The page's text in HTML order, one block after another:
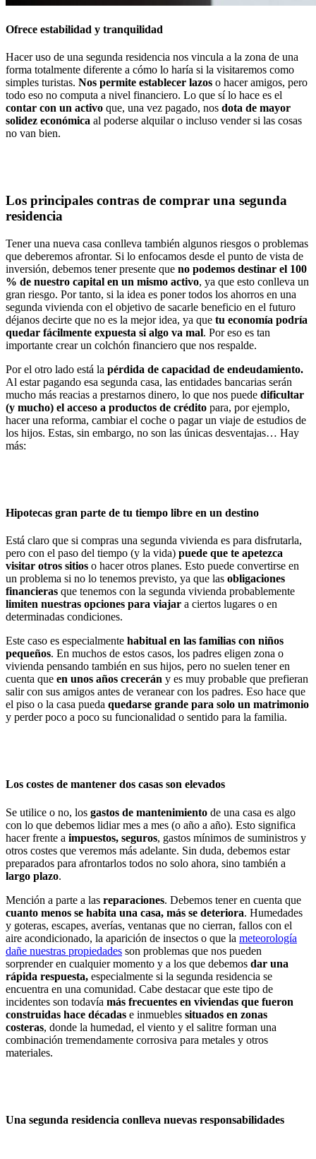
Ofrece estabilidad y tranquilidad
Hacer uso de una segunda residencia nos vincula a la zona de una
forma totalmente diferente a cómo lo haría si la visitaremos como
simples turistas. Nos permite establecer lazos o hacer amigos, pero
todo eso no computa a nivel financiero. Lo que sí lo hace es el
contar con un activo que, una vez pagado, nos dota de mayor
solidez económica al poderse alquilar o incluso vender si las cosas
no van bien.
Los principales contras de comprar una segunda
residencia
Tener una nueva casa conlleva también algunos riesgos o problemas
que deberemos afrontar. Si lo enfocamos desde el punto de vista de
inversión, debemos tener presente que no podemos destinar el 100
% de nuestro capital en un mismo activo, ya que esto conlleva un
gran riesgo. Por tanto, si la idea es poner todos los ahorros en una
segunda vivienda con el objetivo de sacarle beneficio en el futuro
déjanos decirte que no es la mejor idea, ya que tu economía podría
quedar fácilmente expuesta si algo va mal. Por eso es tan
importante crear un colchón financiero que nos respalde.
Por el otro lado está la pérdida de capacidad de endeudamiento.
Al estar pagando esa segunda casa, las entidades bancarias serán
mucho más reacias a prestarnos dinero, lo que nos puede dificultar
(y mucho) el acceso a productos de crédito para, por ejemplo,
hacer una reforma, cambiar el coche o pagar un viaje de estudios de
los hijos. Estas, sin embargo, no son las únicas desventajas… Hay
más:
Hipotecas gran parte de tu tiempo libre en un destino
Está claro que si compras una segunda vivienda es para disfrutarla,
pero con el paso del tiempo (y la vida) puede que te apetezca
visitar otros sitios o hacer otros planes. Esto puede convertirse en
un problema si no lo tenemos previsto, ya que las obligaciones
financieras que tenemos con la segunda vivienda probablemente
limiten nuestras opciones para viajar a ciertos lugares o en
determinadas condiciones.
Este caso es especialmente habitual en las familias con niños
pequeños. En muchos de estos casos, los padres eligen zona o
vivienda pensando también en sus hijos, pero no suelen tener en
cuenta que en unos años crecerán y es muy probable que prefieran
salir con sus amigos antes de veranear con los padres. Eso hace que
el piso o la casa pueda quedarse grande para solo un matrimonio
y perder poco a poco su funcionalidad o sentido para la familia.
Los costes de mantener dos casas son elevados
Se utilice o no, los gastos de mantenimiento de una casa es algo
con lo que debemos lidiar mes a mes (o año a año). Esto significa
hacer frente a impuestos, seguros, gastos mínimos de suministros y
otros costes que veremos más adelante. Sin duda, debemos estar
preparados para afrontarlos todos no solo ahora, sino también a
largo plazo.
Mención a parte a las reparaciones. Debemos tener en cuenta que
cuanto menos se habita una casa, más se deteriora. Humedades
y goteras, escapes, averías, ventanas que no cierran, fallos con el
aire acondicionado, la aparición de insectos o que la meteorología
dañe nuestras propiedades son problemas que nos pueden
sorprender en cualquier momento y a los que debemos dar una
rápida respuesta, especialmente si la segunda residencia se
encuentra en una comunidad. Cabe destacar que este tipo de
incidentes son todavía más frecuentes en viviendas que fueron
construidas hace décadas e inmuebles situados en zonas
costeras, donde la humedad, el viento y el salitre forman una
combinación tremendamente corrosiva para metales y otros
materiales.
Una segunda residencia conlleva nuevas responsabilidades